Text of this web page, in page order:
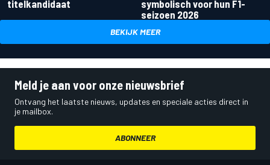
titelkandidaat
symbolisch voor hun F1-
seizoen 2026
BEKIJK MEER
Meld je aan voor onze nieuwsbrief
Ontvang het laatste nieuws, updates en speciale acties direct in
je mailbox.
ABONNEER